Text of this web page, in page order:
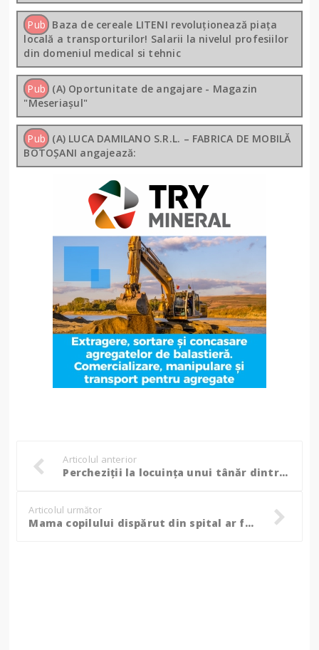
Pub Baza de cereale LITENI revoluționează piața
locală a transporturilor! Salarii la nivelul profesiilor
din domeniul medical si tehnic
Pub (A) Oportunitate de angajare - Magazin
"Meseriașul"
Pub (A) LUCA DAMILANO S.R.L. – FABRICA DE MOBILĂ
BOTOȘANI angajează:
Articolul anterior
Percheziții la locuința unui tânăr dintr-o comună botoșăneană, ce au descoperit polițiștii!
Articolul următor
Mama copilului dispărut din spital ar fi fost de acord cu vânzarea bebelușului pentru suma de 5.000 de lei!